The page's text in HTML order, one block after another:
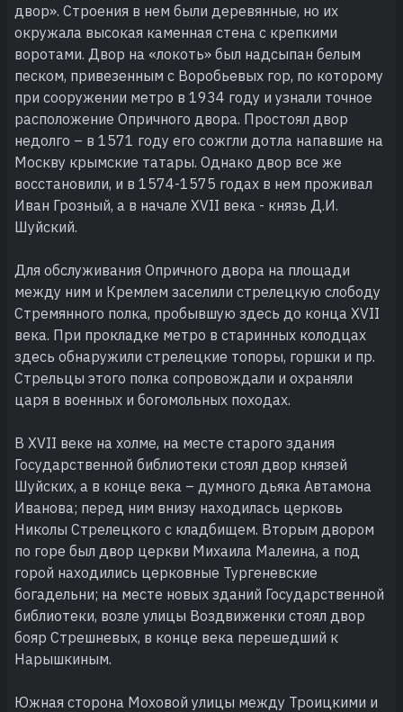
двор». Строения в нем были деревянные, но их
окружала высокая каменная стена с крепкими
воротами. Двор на «локоть» был надсыпан белым
песком, привезенным с Воробьевых гор, по которому
при сооружении метро в 1934 году и узнали точное
расположение Опричного двора. Простоял двор
недолго – в 1571 году его сожгли дотла напавшие на
Москву крымские татары. Однако двор все же
восстановили, и в 1574-1575 годах в нем проживал
Иван Грозный, а в начале XVII века - князь Д.И.
Шуйский.
Для обслуживания Опричного двора на площади
между ним и Кремлем заселили стрелецкую слободу
Стремянного полка, пробывшую здесь до конца XVII
века. При прокладке метро в старинных колодцах
здесь обнаружили стрелецкие топоры, горшки и пр.
Стрельцы этого полка сопровождали и охраняли
царя в военных и богомольных походах.
В XVII веке на холме, на месте старого здания
Государственной библиотеки стоял двор князей
Шуйских, а в конце века – думного дьяка Автамона
Иванова; перед ним внизу находилась церковь
Николы Стрелецкого с кладбищем. Вторым двором
по горе был двор церкви Михаила Малеина, а под
горой находились церковные Тургеневские
богадельни; на месте новых зданий Государственной
библиотеки, возле улицы Воздвиженки стоял двор
бояр Стрешневых, в конце века перешедший к
Нарышкиным.
Южная сторона Моховой улицы между Троицкими и